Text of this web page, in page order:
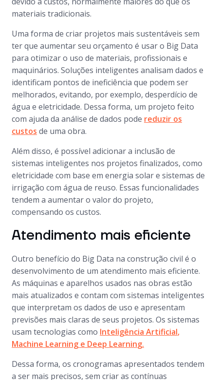
materiais tradicionais.
Uma forma de criar projetos mais sustentáveis sem
ter que aumentar seu orçamento é usar o Big Data
para otimizar o uso de materiais, profissionais e
maquinários. Soluções inteligentes analisam dados e
identificam pontos de ineficiência que podem ser
melhorados, evitando, por exemplo, desperdício de
água e eletricidade. Dessa forma, um projeto feito
com ajuda da análise de dados pode reduzir os
custos de uma obra.​
Além disso, é possível adicionar a inclusão de
sistemas inteligentes nos projetos finalizados, como
eletricidade com base em energia solar e sistemas de
irrigação com água de reuso. Essas funcionalidades
tendem a aumentar o valor do projeto,
compensando os custos.
Atendimento mais eficiente
Outro benefício do Big Data na construção civil é o
desenvolvimento de um atendimento mais eficiente.
As máquinas e aparelhos usados nas obras estão
mais atualizados e contam com sistemas inteligentes
que interpretam os dados de uso e apresentam
previsões mais claras de seus projetos. Os sistemas
usam tecnologias como Inteligência Artificial,
Machine Learning e Deep Learning.
Dessa forma, os cronogramas apresentados tendem
a ser mais precisos, sem criar as contínuas